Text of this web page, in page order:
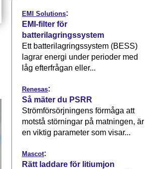
EMI Solutions:
EMI-filter för
batterilagringssystem
Ett batterilagringssystem (BESS)
lagrar energi under perioder med
låg efterfrågan eller...
Renesas:
Så mäter du PSRR
Strömförsörjningens förmåga att
motstå störningar på matningen, är
en viktig parameter som visar...
Mascot:
Rätt laddare för litiumjon